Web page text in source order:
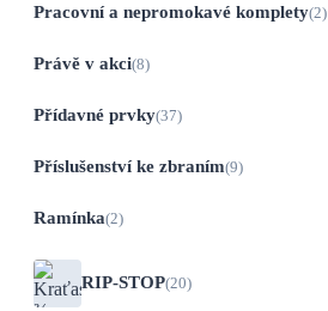
Pracovní a nepromokavé komplety(2)
Právě v akci(8)
Přídavné prvky(37)
Příslušenství ke zbraním(9)
Ramínka(2)
RIP-STOP(20)